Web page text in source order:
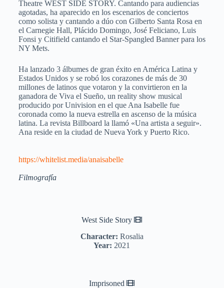
Theatre WEST SIDE STORY. Cantando para audiencias
agotadas, ha aparecido en los escenarios de conciertos
como solista y cantando a dúo con Gilberto Santa Rosa en
el Carnegie Hall, Plácido Domingo, José Feliciano, Luis
Fonsi y Citifield cantando el Star-Spangled Banner para los
NY Mets.
Ha lanzado 3 álbumes de gran éxito en América Latina y
Estados Unidos y se robó los corazones de más de 30
millones de latinos que votaron y la convirtieron en la
ganadora de Viva el Sueño, un reality show musical
producido por Univision en el que Ana Isabelle fue
coronada como la nueva estrella en ascenso de la música
latina. La revista Billboard la llamó «Una artista a seguir».
Ana reside en la ciudad de Nueva York y Puerto Rico.
https://whitelist.media/anaisabelle
Filmografía
West Side Story
Character: Rosalia
Year: 2021
Imprisoned